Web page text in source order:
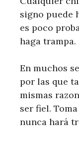
signo puede
es poco
haga trampa.
En muchos
por las que
mismas
ser fiel.
nunca hará